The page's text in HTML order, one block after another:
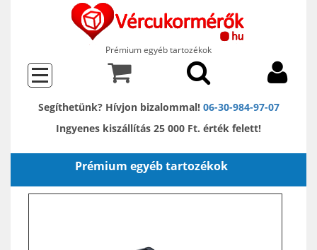
Prémium egyéb tartozékok
Segíthetünk? Hívjon bizalommal! 06-30-984-97-07
Ingyenes kiszállítás 25 000 Ft. érték felett!
Prémium egyéb tartozékok